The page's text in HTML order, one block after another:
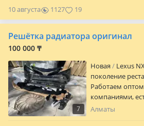
изъян.
РК ежедневно.
кузовных
склад г. Алматы
закрывающие
10 августа 1127 19
Решётка радиатора оригинал
100 000 ₸
7
Новая
Lexus
поколение
Работаем
компаниями,
документы. Наш
Алматы